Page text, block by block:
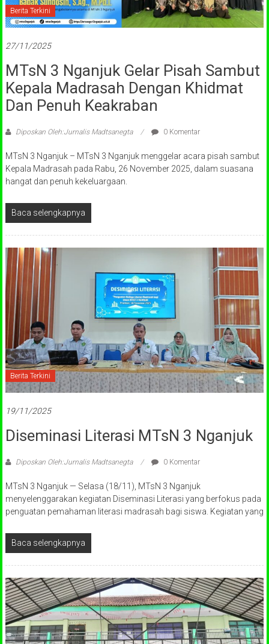
Berita Terkini
27/11/2025
MTsN 3 Nganjuk Gelar Pisah Sambut
Kepala Madrasah Dengan Khidmat
Dan Penuh Keakraban
Diposkan Oleh:Jurnalis Madtsanegta 0 Komentar
MTsN 3 Nganjuk – MTsN 3 Nganjuk menggelar acara pisah sambut
Kepala Madrasah pada Rabu, 26 November 2025, dalam suasana
hangat dan penuh kekeluargaan.
Baca selengkapnya
Berita Terkini
19/11/2025
Diseminasi Literasi MTsN 3 Nganjuk
Diposkan Oleh:Jurnalis Madtsanegta 0 Komentar
MTsN 3 Nganjuk — Selasa (18/11), MTsN 3 Nganjuk
menyelenggarakan kegiatan Diseminasi Literasi yang berfokus pada
penguatan pemahaman literasi madrasah bagi siswa. Kegiatan yang
Baca selengkapnya